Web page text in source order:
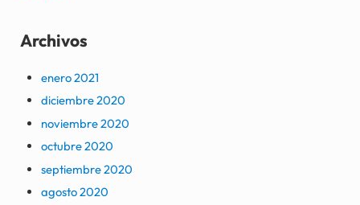
Archivos
enero 2021
diciembre 2020
noviembre 2020
octubre 2020
septiembre 2020
agosto 2020